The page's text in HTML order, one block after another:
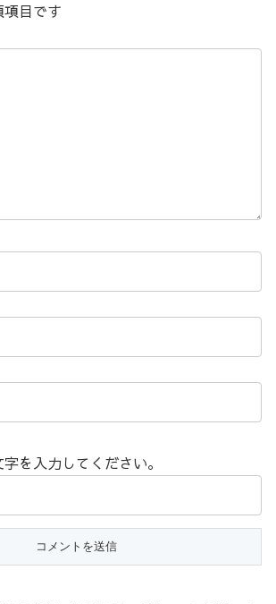
目です
を入力してください。